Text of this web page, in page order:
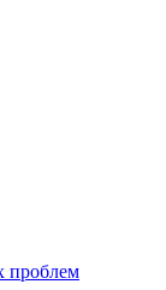
проблем